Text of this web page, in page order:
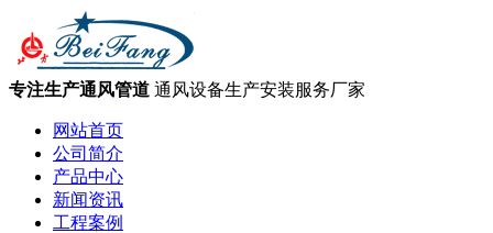
专注生产通风管道 通风设备生产安装服务厂家
网站首页
公司简介
产品中心
新闻资讯
工程案例